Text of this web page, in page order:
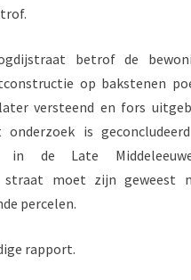
betrof de
op bakstenen
versteend en fors
onderzoek is
in de Late
straat moet zijn geweest
percelen.
rapport.